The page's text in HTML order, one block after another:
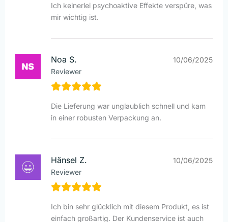
Ich keinerlei psychoaktive Effekte verspüre, was
mir wichtig ist.
Noa S.
Reviewer
10/06/2025
Die Lieferung war unglaublich schnell und kam
in einer robusten Verpackung an.
Hänsel Z.
Reviewer
10/06/2025
Ich bin sehr glücklich mit diesem Produkt, es ist
einfach großartig. Der Kundenservice ist auch